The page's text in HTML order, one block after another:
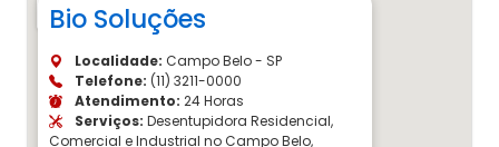
Bio Soluções
Localidade: Campo Belo - SP
Telefone: (11) 3211-0000
Atendimento: 24 Horas
Serviços: Desentupidora Residencial,
Comercial e Industrial no Campo Belo,